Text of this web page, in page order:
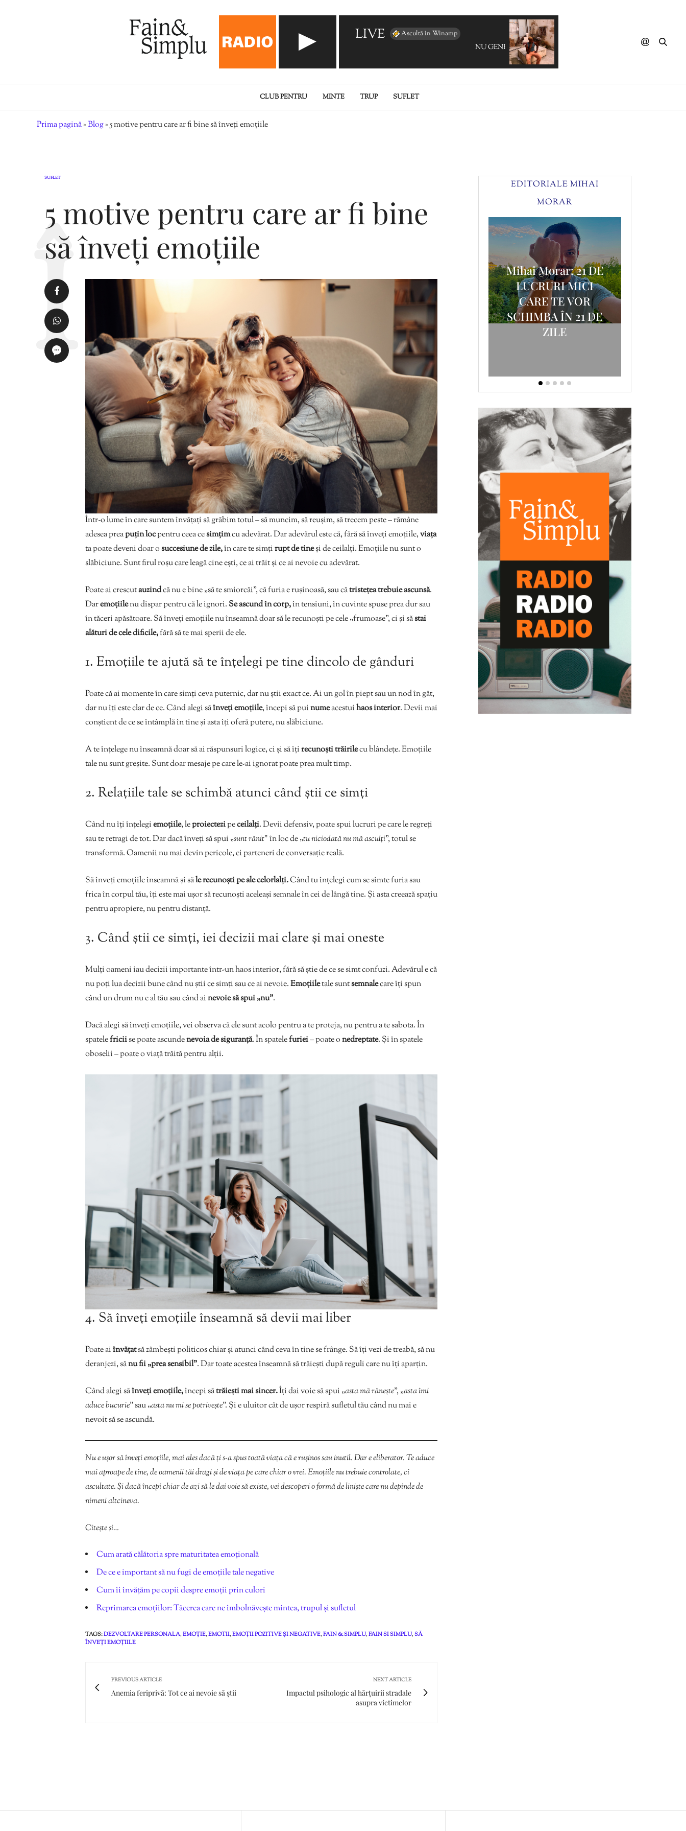
LIVE Ascultă în Winamp
NU GENEA - Sciall
CLUB PENTRU MINTE TRUP SUFLET
Prima pagină»Blog»5 motive pentru care ar fi bine să înveți emoțiile
SUFLET
5 motive pentru care ar fi bine
să înveți emoțiile
Într-o lume în care suntem învățați să grăbim totul – să muncim, să reușim, să trecem peste – rămâne
adesea preapuțin locpentru ceea cesimțimcu adevărat. Dar adevărul este că, fără să înveți emoțiile,viața
ta poate deveni doar osuccesiune de zile,în care te simțirupt de tineși de ceilalți. Emoțiile nu sunt o
slăbiciune. Sunt firul roșu care leagă cine ești, ce ai trăit și ce ai nevoie cu adevărat.
Poate ai crescutauzindcă nu e bine „să te smiorcăi”, că furia e rușinoasă, sau cătristețea trebuie ascunsă.
Daremoțiilenu dispar pentru că le ignori. Se ascund în corp,în tensiuni, în cuvinte spuse prea dur sau
în tăceri apăsătoare. Să înveți emoțiile nu înseamnă doar să le recunoști pe cele „frumoase”, ci și săstai
alături de cele dificile,fără să te mai sperii de ele.
1. Emoțiile te ajută să te înțelegi pe tine dincolo de gânduri
Poate că ai momente în care simți ceva puternic, dar nu știi exact ce. Ai un gol în piept sau un nod în gât,
dar nu îți este clar de ce. Când alegi săînveți emoțiile, începi să puinumeacestuihaos interior. Devii mai
conștient de ce se întâmplă în tine și asta îți oferă putere, nu slăbiciune.
A te înțelege nu înseamnă doar să ai răspunsuri logice, ci și să îțirecunoști trăirilecu blândețe. Emoțiile
tale nu sunt greșite. Sunt doar mesaje pe care le-ai ignorat poate prea mult timp.
2. Relațiile tale se schimbă atunci când știi ce simți
Când nu îți înțelegiemoțiile, leproiectezipeceilalți. Devii defensiv, poate spui lucruri pe care le regreți
sau te retragi de tot. Dar dacă înveți să spui „sunt rănit”în loc de „tu niciodată nu mă asculți”, totul se
transformă. Oamenii nu mai devin pericole, ci parteneri de conversație reală.
Să înveți emoțiile înseamnă și săle recunoști pe ale celorlalți.Când tu înțelegi cum se simte furia sau
frica în corpul tău, îți este mai ușor să recunoști aceleași semnale în cei de lângă tine. Și asta creează spațiu
pentru apropiere, nu pentru distanță.
3. Când știi ce simți, iei decizii mai clare și mai oneste
Mulți oameni iau decizii importante într-un haos interior, fără să știe de ce se simt confuzi. Adevărul e că
nu poți lua decizii bune când nu știi ce simți sau ce ai nevoie.Emoțiiletale suntsemnalecare îți spun
când un drum nu e al tău sau când ainevoie să spui „nu”.
Dacă alegi să înveți emoțiile, vei observa că ele sunt acolo pentru a te proteja, nu pentru a te sabota. În
spatelefriciise poate ascundenevoia de siguranță. În spatelefuriei– poate onedreptate. Și în spatele
oboselii – poate o viață trăită pentru alții.
4. Să înveți emoțiile înseamnă să devii mai liber
Poate aiînvățatsă zâmbești politicos chiar și atunci când ceva în tine se frânge. Să îți vezi de treabă, să nu
deranjezi, sănu fii „prea sensibil”. Dar toate acestea înseamnă să trăiești după reguli care nu îți aparțin.
Când alegi săînveți emoțiile,începi sătrăiești mai sincer.Îți dai voie să spui „asta mă rănește”, „asta îmi
aduce bucurie” sau „asta nu mi se potrivește”. Și e uluitor cât de ușor respiră sufletul tău când nu mai e
nevoit să se ascundă.
Nu e ușor să înveți emoțiile, mai ales dacă ți s-a spus toată viața că e rușinos sau inutil. Dar e eliberator. Te aduce
mai aproape de tine, de oamenii tăi dragi și de viața pe care chiar o vrei. Emoțiile nu trebuie controlate, ci
ascultate. Și dacă începi chiar de azi să le dai voie să existe, vei descoperi o formă de liniște care nu depinde de
nimeni altcineva.
Citește și…
Cum arată călătoria spre maturitatea emoțională
De ce e important să nu fugi de emoțiile tale negative
Cum îi învățăm pe copii despre emoții prin culori
Reprimarea emoțiilor: Tăcerea care ne îmbolnăvește mintea, trupul și sufletul
TAGS:DEZVOLTARE PERSONALA,EMOȚIE,EMOTII,EMOȚII POZITIVE ȘI NEGATIVE,FAIN & SIMPLU,FAIN SI SIMPLU,SĂ
ÎNVEȚI EMOȚIILE
PREVIOUS ARTICLE
Anemia feriprivă: Tot ce ai nevoie să știi
NEXT ARTICLE
Impactul psihologic al hărțuirii stradale
asupra victimelor
EDITORIALE MIHAI
MORAR
Editorial Mihai
Morar: CUM L-AM
SALVAT PE FĂT-
FRUMOS
Mihai Morar: 21 DE
LUCRURI MICI
CARE TE VOR
SCHIMBA ÎN 21 DE
ZILE